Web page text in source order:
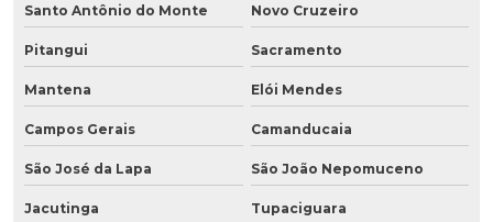
Santo Antônio do Monte Novo Cruzeiro
Pitangui Sacramento
Mantena Elói Mendes
Campos Gerais Camanducaia
São José da Lapa São João Nepomuceno
Jacutinga Tupaciguara